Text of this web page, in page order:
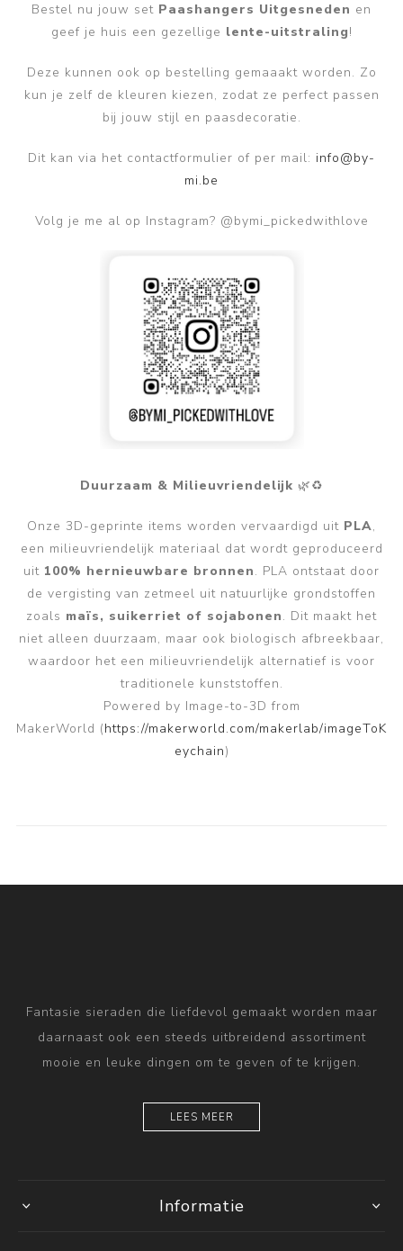
Bestel nu jouw set Paashangers Uitgesneden en
geef je huis een gezellige lente-uitstraling!
Deze kunnen ook op bestelling gemaaakt worden. Zo
kun je zelf de kleuren kiezen, zodat ze perfect passen
bij jouw stijl en paasdecoratie.
Dit kan via het contactformulier of per mail: info@by-
mi.be
Volg je me al op Instagram? @bymi_pickedwithlove
Duurzaam & Milieuvriendelijk 🌿♻️
Onze 3D-geprinte items worden vervaardigd uit PLA,
een milieuvriendelijk materiaal dat wordt geproduceerd
uit 100% hernieuwbare bronnen. PLA ontstaat door
de vergisting van zetmeel uit natuurlijke grondstoffen
zoals maïs, suikerriet of sojabonen. Dit maakt het
niet alleen duurzaam, maar ook biologisch afbreekbaar,
waardoor het een milieuvriendelijk alternatief is voor
traditionele kunststoffen.
Powered by Image-to-3D from
MakerWorld (https://makerworld.com/makerlab/imageToK
eychain)
Fantasie sieraden die liefdevol gemaakt worden maar
daarnaast ook een steeds uitbreidend assortiment
mooie en leuke dingen om te geven of te krijgen.
LEES MEER
Informatie